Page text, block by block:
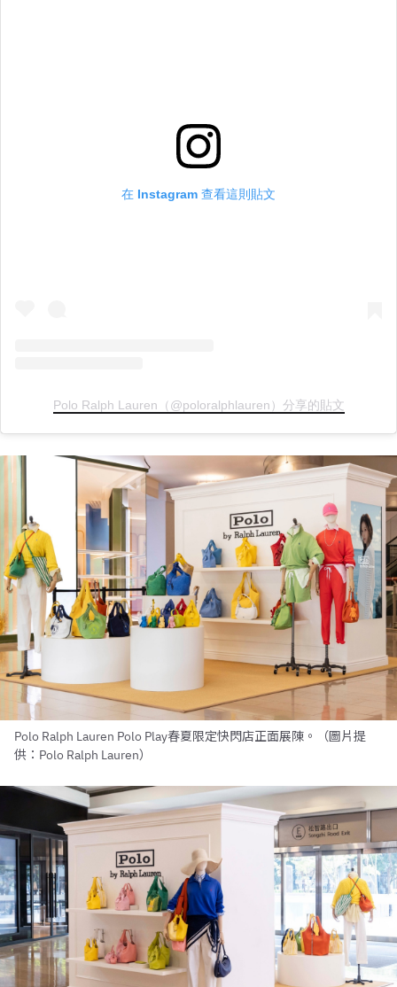
在 Instagram 查看這則貼文
Polo Ralph Lauren（@poloralphlauren）分享的貼文
Polo Ralph Lauren Polo Play春夏限定快閃店正面展陳。（圖片提
供：Polo Ralph Lauren）